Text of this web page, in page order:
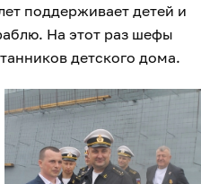
поддерживает детей и
На этот раз шефы
детского дома.